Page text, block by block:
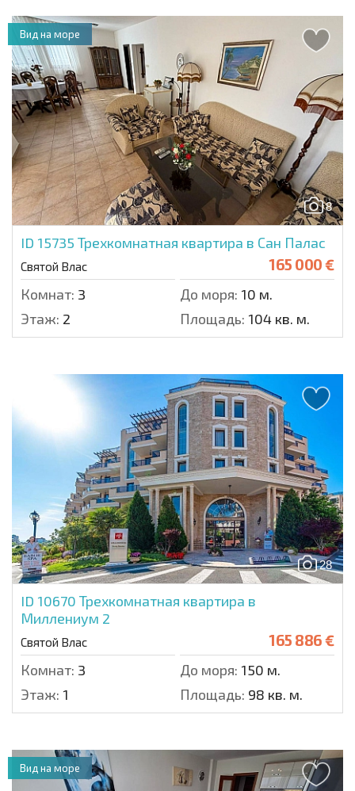
8
ID 15735 Трехкомнатная квартира в Сан Палас
Святой Влас 165 000 €
Комнат: 3 До моря: 10 м.
Этаж: 2 Площадь: 104 кв. м.
Вид на море
28
ID 10670 Трехкомнатная квартира в
Миллениум 2
Святой Влас 165 886 €
Комнат: 3 До моря: 150 м.
Этаж: 1 Площадь: 98 кв. м.
Вид на море